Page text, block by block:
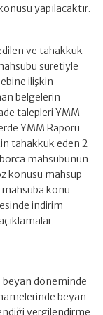
yapılacaktır.
ve tahakkuk
suretiyle
ilişkin
belgelerin
talepleri YMM
YMM Raporu
tahakkuk eden 2
mahsubunun
konusu mahsup
mahsuba konu
indirim
beyan döneminde
beyan
vergilendirme